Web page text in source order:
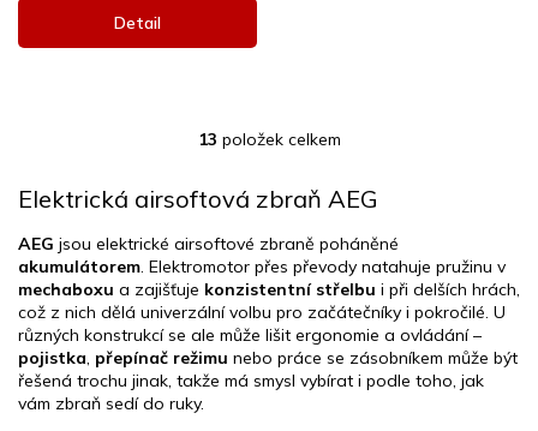
Detail
O
l
d
a
c
í
p
r
v
13 položek celkem
Elektrická airsoftová zbraň AEG
AEG jsou elektrické airsoftové zbraně poháněné
akumulátorem. Elektromotor přes převody natahuje pružinu v
mechaboxu a zajišťuje konzistentní střelbu i při delších hrách,
což z nich dělá univerzální volbu pro začátečníky i pokročilé. U
různých konstrukcí se ale může lišit ergonomie a ovládání –
pojistka, přepínač režimu nebo práce se zásobníkem může být
řešená trochu jinak, takže má smysl vybírat i podle toho, jak
vám zbraň sedí do ruky.